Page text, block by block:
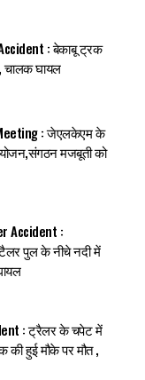
: बेकाबू ट्रक
चालक घायल
: जेएलकेएम के
मजबूती को
Accident :
पुल के नीचे नदी में
: ट्रैलर के चपेट में
की हुई मौके पर मौत ,